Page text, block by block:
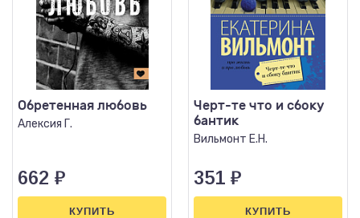
Обретенная любовь
Алексия Г.
662 ₽
КУПИТЬ
Черт-те что и сбоку
бантик
Вильмонт Е.Н.
351 ₽
КУПИТЬ